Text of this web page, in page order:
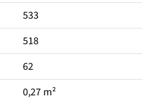
533
518
62
0,27 m²